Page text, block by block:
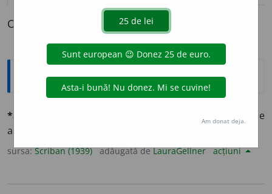
O definiție pentru achizitivitate
Explicative DEX
*achizitivitáte
). Instinctu de
a tot cîștiga, de a ocupa, de a lua.
sursa:Scriban (1939) adăugată deLauraGellner acțiuni
Am donat deja.